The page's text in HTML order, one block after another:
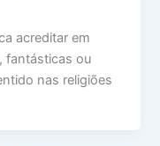
acreditar em
fantásticas ou
nas religiões